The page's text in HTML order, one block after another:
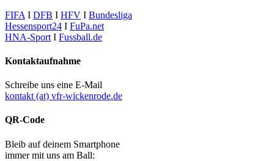
FIFA I DFB I HFV I Bundesliga
Hessensport24 I FuPa.net
HNA-Sport I Fussball.de
Kontaktaufnahme
Schreibe uns eine E-Mail
kontakt (at) vfr-wickenrode.de
QR-Code
Bleib auf deinem Smartphone
immer mit uns am Ball: